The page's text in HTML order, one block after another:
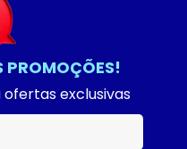
PROMOÇÕES!
exclusivas